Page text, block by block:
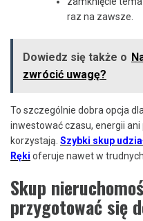
raz na zawsze.
Dowiedz się także o
zwrócić uwagę?
To szczególnie dobra opcja
inwestować czasu, energii
korzystają. Szybki skup
Ręki oferuje nawet w
Skup
przygotować się